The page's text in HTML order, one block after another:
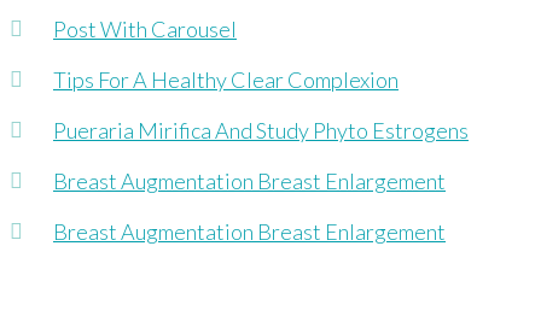
Post With Carousel
Tips For A Healthy Clear Complexion
Pueraria Mirifica And Study Phyto Estrogens
Breast Augmentation Breast Enlargement
Breast Augmentation Breast Enlargement